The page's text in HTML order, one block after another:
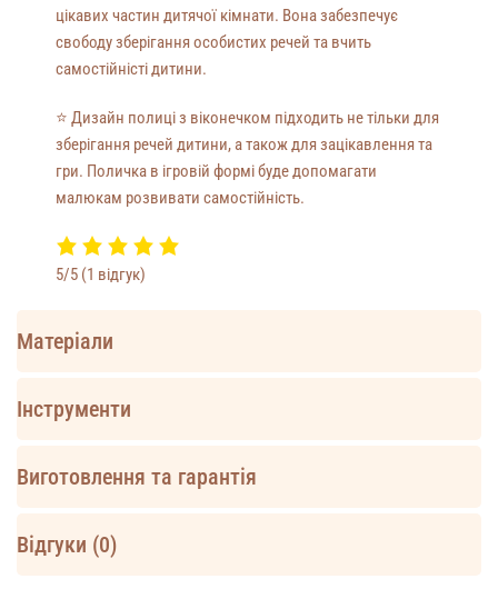
цікавих частин дитячої кімнати. Вона забезпечує
свободу зберігання особистих речей та вчить
самостійністі дитини.
⭐️Дизайн полиці з віконечком підходить не тільки для
зберігання речей дитини, а також для зацікавлення та
гри. Поличка в ігровій формі буде допомагати
малюкам розвивати самостійність.
5/5 (1 відгук)
Матеріали
Інструменти
Виготовлення та гарантія
Відгуки (0)